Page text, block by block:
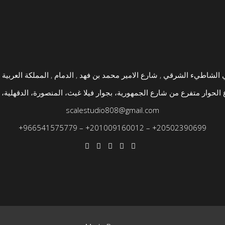
متفرع من شارع الجمهورية، بجوار فيلا غيث، المنصورة،
scalestudio808@gmail.com
20502390699
+
–
201009160012
+
–
966541575779
+